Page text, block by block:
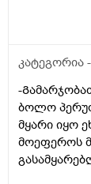
კატეგორია -
-
ბოლო
მყარი იყო
მოეფეროს